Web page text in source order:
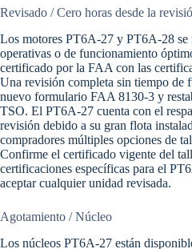
Revisado / Cero horas desde la
Los motores PT6A-27 y PT6A-28 se
operativas o de funcionamiento
certificado por la FAA con las
Una revisión completa sin tiempo de
nuevo formulario FAA 8130-3 y
TSO. El PT6A-27 cuenta con el
revisión debido a su gran flota
compradores múltiples opciones de
Confirme el certificado vigente del
certificaciones específicas para el
aceptar cualquier unidad revisada.
Agotamiento / Núcleo
Los núcleos PT6A-27 están